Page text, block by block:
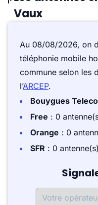
Vaux
Au 08/08/2026, on
téléphonie mobile
commune selon les
l’ARCEP.
Bouygues
Free : 0
Orange : 0
SFR : 0